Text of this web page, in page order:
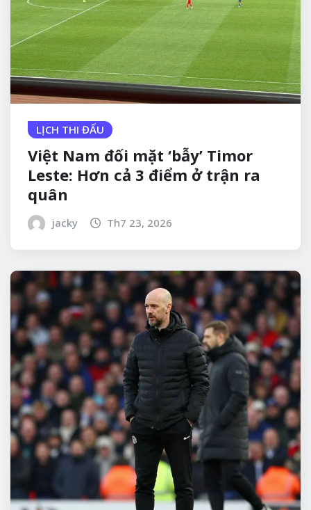
LỊCH THI ĐẤU
Việt Nam đối mặt ‘bẫy’ Timor
Leste: Hơn cả 3 điểm ở trận ra
quân
jacky Th7 23, 2026